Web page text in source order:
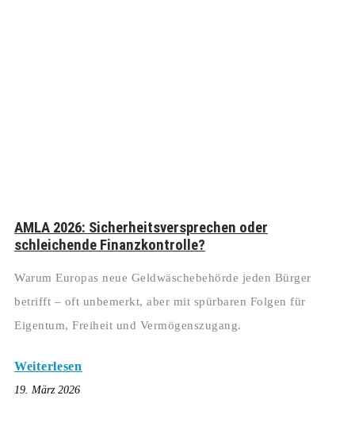
AMLA 2026: Sicherheitsversprechen oder
schleichende Finanzkontrolle?
Warum Europas neue Geldwäschebehörde jeden Bürger
betrifft – oft unbemerkt, aber mit spürbaren Folgen für
Eigentum, Freiheit und Vermögenszugang.
Weiterlesen
19. März 2026